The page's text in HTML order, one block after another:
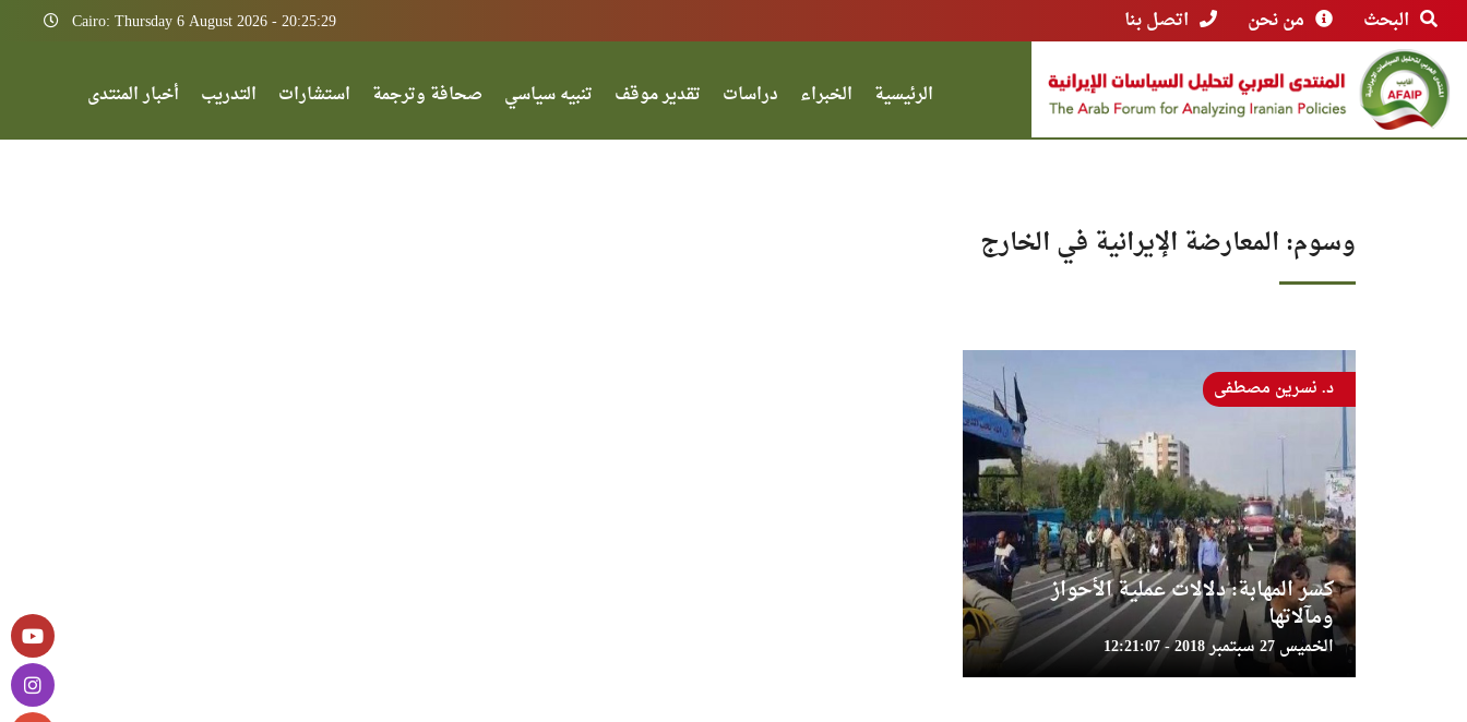
البحث من نحن اتصل بنا Cairo: Thursday 6 August 2026 - 20:25:29
الرئيسية الخبراء دراسات تقدير موقف تنبيه سياسي صحافة وترجمة استشارات التدريب أخبار المنتدى
وسوم: المعارضة الإيرانية في الخارج
كسر المهابة: دلالات عملية الأحواز
ومآلاتها
الخميس 27 سبتمبر 2018 - 12:21:07
د. نسرين مصطفى